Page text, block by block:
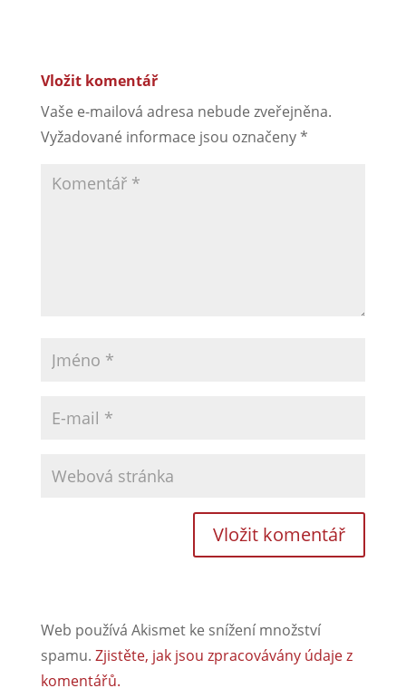
Vložit komentář
Vaše e-mailová adresa nebude zveřejněna.
Vyžadované informace jsou označeny*
Web používá Akismet ke snížení množství
spamu. Zjistěte, jak jsou zpracovávány údaje z
komentářů.